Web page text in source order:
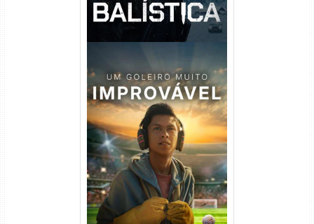
Um Goleiro Muito Improvável
Torrent (2026) WEB-DL 1080p
Dual Áudio